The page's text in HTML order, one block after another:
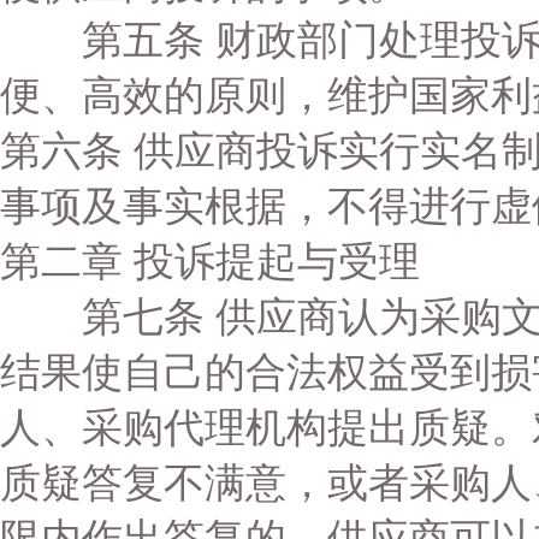
第五条 财政部门处理投诉
便、高效的原则，维护国家
第六条 供应商投诉实行实名
事项及事实根据，不得进行
第二章 投诉提起与受理
第七条 供应商认为采购文
结果使自己的合法权益受到
人、采购代理机构提出质疑
质疑答复不满意，或者采购